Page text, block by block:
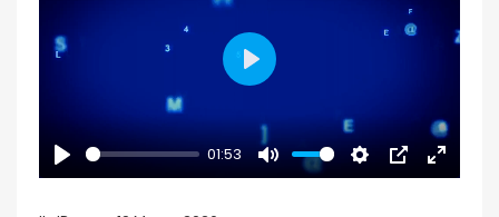
PLAY
01:53
MUTE
SETTINGS
PIP
ENTER
PLAY